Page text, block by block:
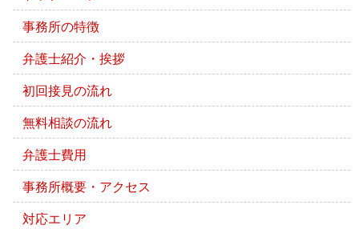
事務所の特徴
弁護士紹介・挨拶
初回接見の流れ
無料相談の流れ
弁護士費用
事務所概要・アクセス
対応エリア